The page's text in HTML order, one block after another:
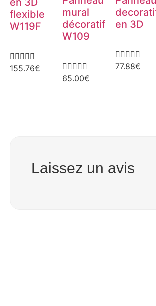
flexible
W119F

155.76€
mural
décoratif
W109

65.00€
en 3D

77.88€
Laissez un avis